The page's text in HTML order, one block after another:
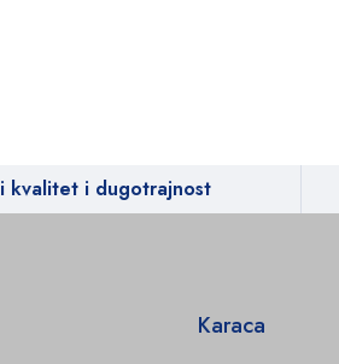
kvalitet i dugotrajnost
Karaca